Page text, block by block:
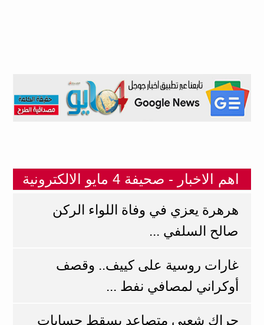
اهم الاخبار - صحيفة 4 مايو الالكترونية
هرهرة يعزي في وفاة اللواء الركن
صالح السلفي ...
غارات روسية على كييف.. وقصف
أوكراني لمصافي نفط ...
حراك شعبي متصاعد يسقط حسابات